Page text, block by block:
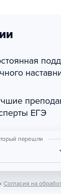
ЕГЭ
перешли
Согласия на